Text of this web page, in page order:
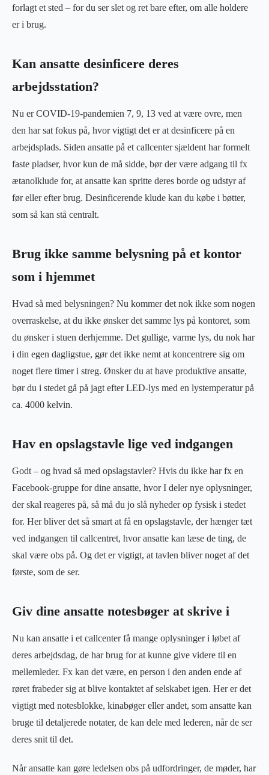
forlagt et sted – for du ser slet og ret bare efter, om alle holdere
er i brug.
Kan ansatte desinficere deres
arbejdsstation?
Nu er COVID-19-pandemien 7, 9, 13 ved at være ovre, men
den har sat fokus på, hvor vigtigt det er at desinficere på en
arbejdsplads. Siden ansatte på et callcenter sjældent har formelt
faste pladser, hvor kun de må sidde, bør der være adgang til fx
ætanolklude for, at ansatte kan spritte deres borde og udstyr af
før eller efter brug. Desinficerende klude kan du købe i bøtter,
som så kan stå centralt.
Brug ikke samme belysning på et kontor
som i hjemmet
Hvad så med belysningen? Nu kommer det nok ikke som nogen
overraskelse, at du ikke ønsker det samme lys på kontoret, som
du ønsker i stuen derhjemme. Det gullige, varme lys, du nok har
i din egen dagligstue, gør det ikke nemt at koncentrere sig om
noget flere timer i streg. Ønsker du at have produktive ansatte,
bør du i stedet gå på jagt efter LED-lys med en lystemperatur på
ca. 4000 kelvin.
Hav en opslagstavle lige ved indgangen
Godt – og hvad så med opslagstavler? Hvis du ikke har fx en
Facebook-gruppe for dine ansatte, hvor I deler nye oplysninger,
der skal reageres på, så må du jo slå nyheder op fysisk i stedet
for. Her bliver det så smart at få en opslagstavle, der hænger tæt
ved indgangen til callcentret, hvor ansatte kan læse de ting, de
skal være obs på. Og det er vigtigt, at tavlen bliver noget af det
første, som de ser.
Giv dine ansatte notesbøger at skrive i
Nu kan ansatte i et callcenter få mange oplysninger i løbet af
deres arbejdsdag, de har brug for at kunne give videre til en
mellemleder. Fx kan det være, en person i den anden ende af
røret frabeder sig at blive kontaktet af selskabet igen. Her er det
vigtigt med notesblokke, kinabøger eller andet, som ansatte kan
bruge til detaljerede notater, de kan dele med lederen, når de ser
deres snit til det.
Når ansatte kan gøre ledelsen obs på udfordringer, de møder, har